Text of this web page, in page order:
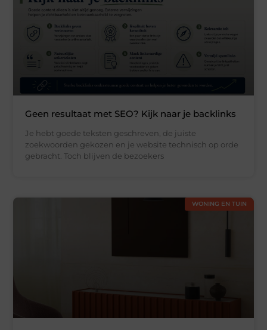
Geen resultaat met SEO? Kijk naar je backlinks
Je hebt goede teksten geschreven, de juiste
zoekwoorden gekozen en je website technisch op orde
gebracht. Toch blijven de bezoekers
WONING EN TUIN